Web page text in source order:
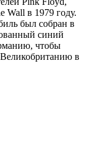
Wall в 1979 году.
был собран в
синий
чтобы
в